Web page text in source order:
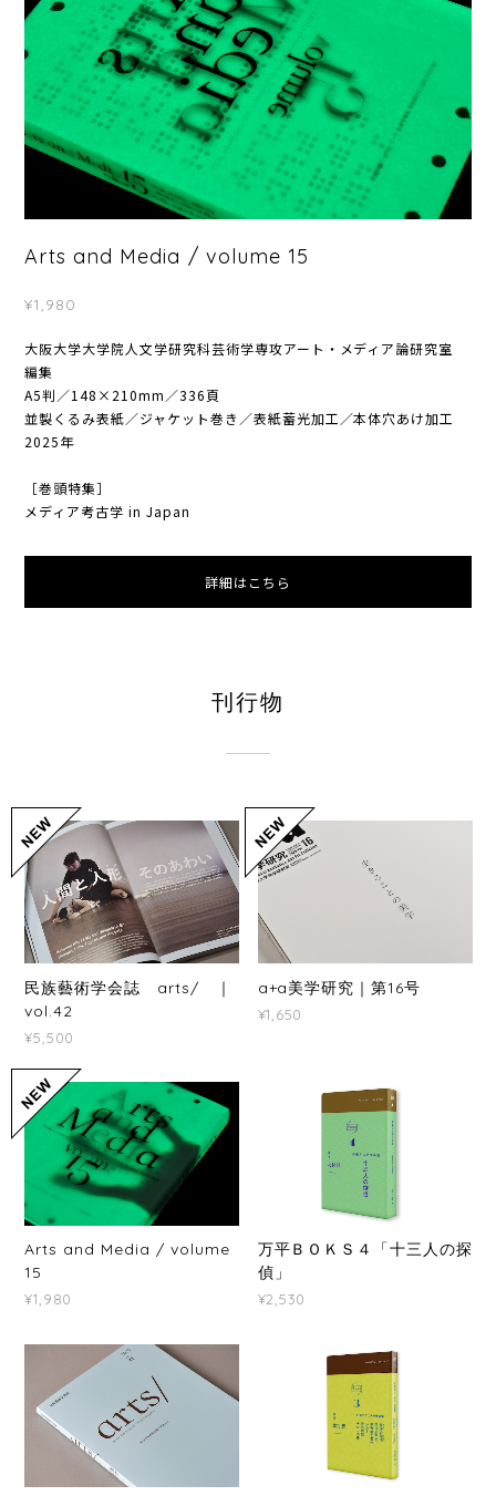
Arts and Media / volume 15
¥1,980
大阪大学大学院人文学研究科芸術学専攻アート・メディア論研究室
編集
A5判／148×210mm／336頁
並製くるみ表紙／ジャケット巻き／表紙蓄光加工／本体穴あけ加工
2025年
［巻頭特集］
メディア考古学 in Japan
詳細はこちら
刊行物
民族藝術学会誌 arts/ ｜
vol.42
¥5,500
a+a美学研究｜第16号
¥1,650
Arts and Media / volume
15
¥1,980
万平ＢＯＫＳ４「十三人の探
偵」
¥2,530